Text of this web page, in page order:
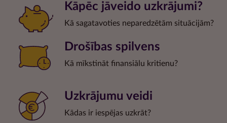
Kāpēc jāveido uzkrājumi?
Kā sagatavoties neparedzētām situācijām?
Drošības spilvens
Kā mīkstināt finansiālu kritienu?
Uzkrājumu veidi
Kādas ir iespējas uzkrāt?